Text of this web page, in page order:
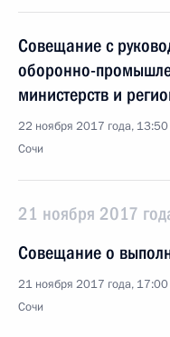
Совещание с
оборонно-
министерств и
22 ноября 2017 года, 13:50
Сочи
21 ноября 2017
Совещание о
21 ноября 2017 года, 17:00
Сочи